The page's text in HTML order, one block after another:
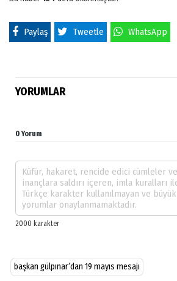
Paylaş Tweetle WhatsApp
YORUMLAR
0 Yorum
başkan gülpınar’dan 19 mayıs mesajı